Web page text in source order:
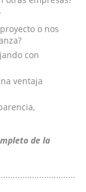
o nos
con
ventaja
de la